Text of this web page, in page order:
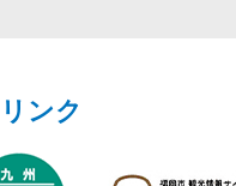
リンク